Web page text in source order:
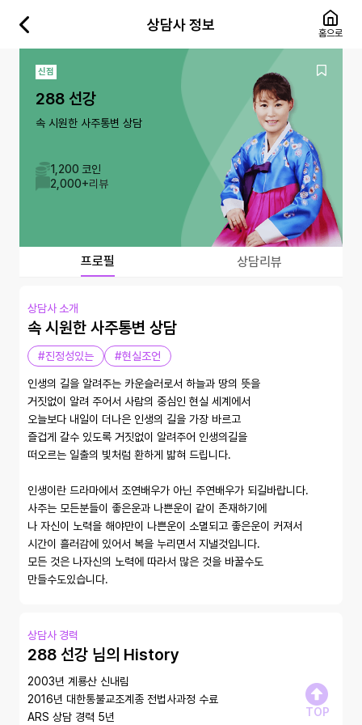
상담사 정보
홈으로
신점
288 선강
속 시원한 사주통변 상담
1,200 코인
2,000+리뷰
프로필 상담리뷰
상담사 소개
속 시원한 사주통변 상담
#진정성있는 #현실조언
인생의 길을 알려주는 카운슬러로서 하늘과 땅의 뜻을
거짓없이 알려 주어서 사람의 중심인 현실 세계에서
오늘보다 내일이 더나은 인생의 길을 가장 바르고
즐겁게 갈수 있도록 거짓없이 알려주어 인생의길을
떠오르는 일출의 빛처럼 환하게 밟혀 드립니다.
인생이란 드라마에서 조연배우가 아닌 주연배우가 되길바랍니다.
사주는 모든분들이 좋은운과 나쁜운이 같이 존재하기에
나 자신이 노력을 해야만이 나쁜운이 소멸되고 좋은운이 커져서
시간이 흘러감에 있어서 복을 누리면서 지낼것입니다.
모든 것은 나자신의 노력에 따라서 많은 것을 바꿀수도
만들수도있습니다.
상담사 경력
288 선강 님의 History
2003년 계룡산 신내림
2016년 대한통불교조계종 전법사과정 수료
ARS 상담 경력 5년
TOP